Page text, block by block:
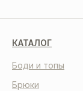
КАТАЛОГ
Боди и топы
Брюки